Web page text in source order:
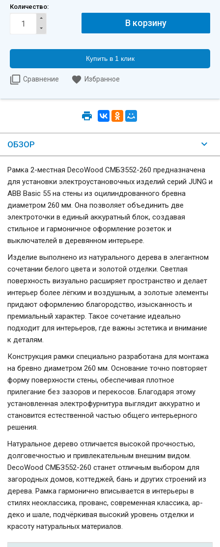
Количество:
Купить в 1 клик
Сравнение Избранное
ОБЗОР
Рамка 2-местная DecoWood СМБЗ552-260 предназначена
для установки электроустановочных изделий серий JUNG и
ABB Basic 55 на стены из оцилиндрованного бревна
диаметром 260 мм. Она позволяет объединить две
электроточки в единый аккуратный блок, создавая
стильное и гармоничное оформление розеток и
выключателей в деревянном интерьере.
Изделие выполнено из натурального дерева в элегантном
сочетании белого цвета и золотой отделки. Светлая
поверхность визуально расширяет пространство и делает
интерьер более лёгким и воздушным, а золотые элементы
придают оформлению благородство, изысканность и
премиальный характер. Такое сочетание идеально
подходит для интерьеров, где важны эстетика и внимание
к деталям.
Конструкция рамки специально разработана для монтажа
на бревно диаметром 260 мм. Основание точно повторяет
форму поверхности стены, обеспечивая плотное
прилегание без зазоров и перекосов. Благодаря этому
установленная электрофурнитура выглядит аккуратно и
становится естественной частью общего интерьерного
решения.
Натуральное дерево отличается высокой прочностью,
долговечностью и привлекательным внешним видом.
DecoWood СМБЗ552-260 станет отличным выбором для
загородных домов, коттеджей, бань и других строений из
дерева. Рамка гармонично вписывается в интерьеры в
стилях неоклассика, прованс, современная классика, ар-
деко и шале, подчёркивая высокий уровень отделки и
красоту натуральных материалов.